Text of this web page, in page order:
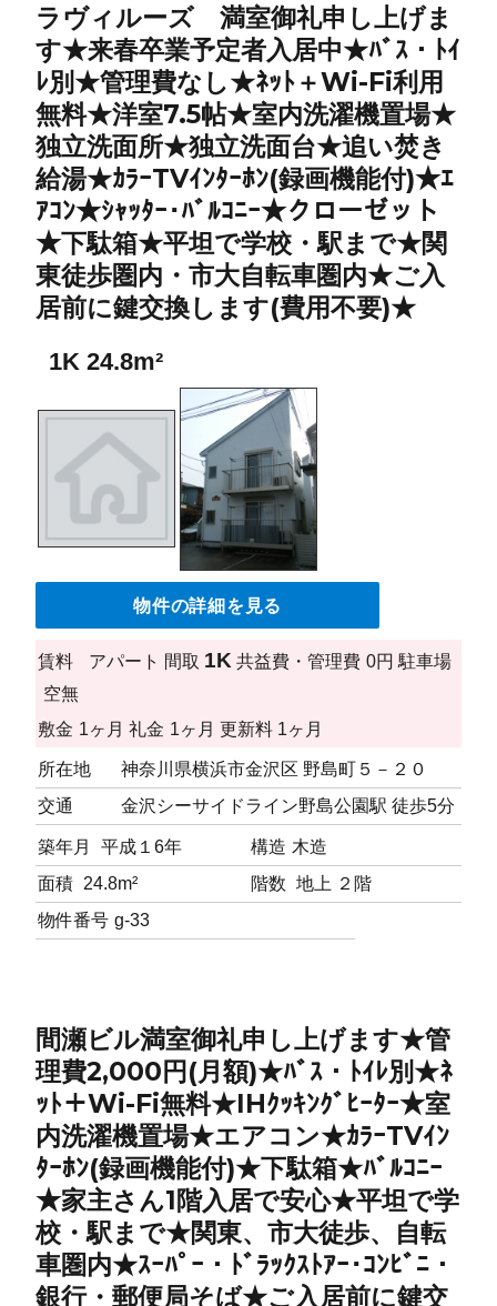
ラヴィルーズ 満室御礼申し上げま
す★来春卒業予定者入居中★ﾊﾞｽ・ﾄｲ
ﾚ別★管理費なし★ﾈｯﾄ＋Wi-Fi利用
無料★洋室7.5帖★室内洗濯機置場★
独立洗面所★独立洗面台★追い焚き
給湯★ｶﾗｰTVｲﾝﾀｰﾎﾝ(録画機能付)★ｴ
ｱｺﾝ★ｼｬｯﾀｰ･ﾊﾞﾙｺﾆｰ★クローゼット
★下駄箱★平坦で学校・駅まで★関
東徒歩圏内・市大自転車圏内★ご入
居前に鍵交換します(費用不要)★
1K 24.8m²
物件の詳細を見る
賃料 アパート 間取 1K 共益費・管理費 0円 駐車場
空無
敷金 1ヶ月 礼金 1ヶ月 更新料 1ヶ月
所在地
神奈川県横浜市金沢区 野島町５－２０
交通
金沢シーサイドライン野島公園駅 徒歩5分
築年月 平成１6年 構造 木造
面積 24.8m² 階数 地上 ２階
物件番号 g-33
間瀬ビル満室御礼申し上げます★管
理費2,000円(月額)★ﾊﾞｽ・ﾄｲﾚ別★ﾈ
ｯﾄ＋Wi-Fi無料★IHｸｯｷﾝｸﾞﾋｰﾀｰ★室
内洗濯機置場★エアコン★ｶﾗｰTVｲﾝ
ﾀｰﾎﾝ(録画機能付)★下駄箱★ﾊﾞﾙｺﾆｰ
★家主さん1階入居で安心★平坦で学
校・駅まで★関東、市大徒歩、自転
車圏内★ｽｰﾊﾟｰ・ﾄﾞﾗｯｸｽﾄｱｰ･ｺﾝﾋﾞﾆ・
銀行・郵便局そば★ご入居前に鍵交